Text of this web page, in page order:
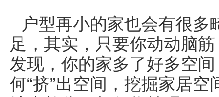
户型再小的家也会有很
足，其实，只要你动动脑
发现，你的家多了好多空
何“挤”出空间，挖掘家居